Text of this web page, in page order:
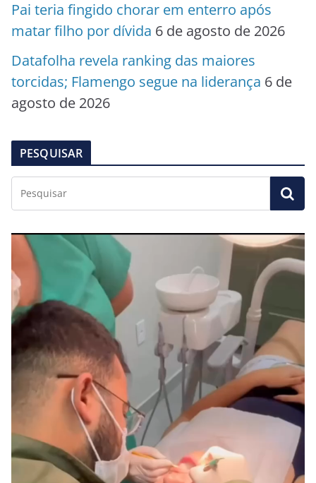
Pai teria fingido chorar em enterro após
matar filho por dívida 6 de agosto de 2026
Datafolha revela ranking das maiores
torcidas; Flamengo segue na liderança 6 de
agosto de 2026
PESQUISAR